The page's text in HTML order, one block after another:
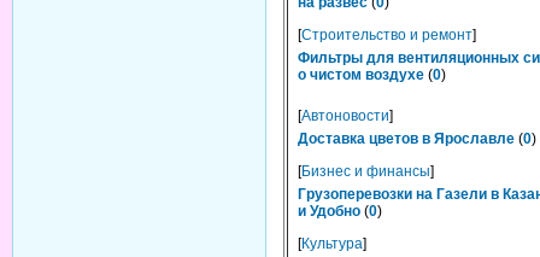
[Строительство и ремонт]
Фильтры для вентиляционных
о чистом воздухе (0)
[Автоновости]
Доставка цветов в Ярославле (0)
[Бизнес и финансы]
Грузоперевозки на Газели в
и Удобно (0)
[Культура]